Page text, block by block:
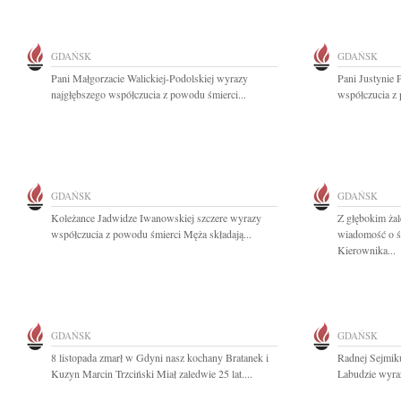
GDAŃSK
Pani Małgorzacie Walickiej-Podolskiej wyrazy
najgłębszego współczucia z powodu śmierci...
GDAŃSK
Pani Justynie
współczucia
GDAŃSK
Koleżance Jadwidze Iwanowskiej szczere wyrazy
współczucia z powodu śmierci Męża składają...
GDAŃSK
Z głębokim
wiadomość o
Kierownika...
GDAŃSK
8 listopada zmarł w Gdyni nasz kochany Bratanek i
Kuzyn Marcin Trzciński Miał zaledwie 25 lat....
GDAŃSK
Radnej
Labudzie